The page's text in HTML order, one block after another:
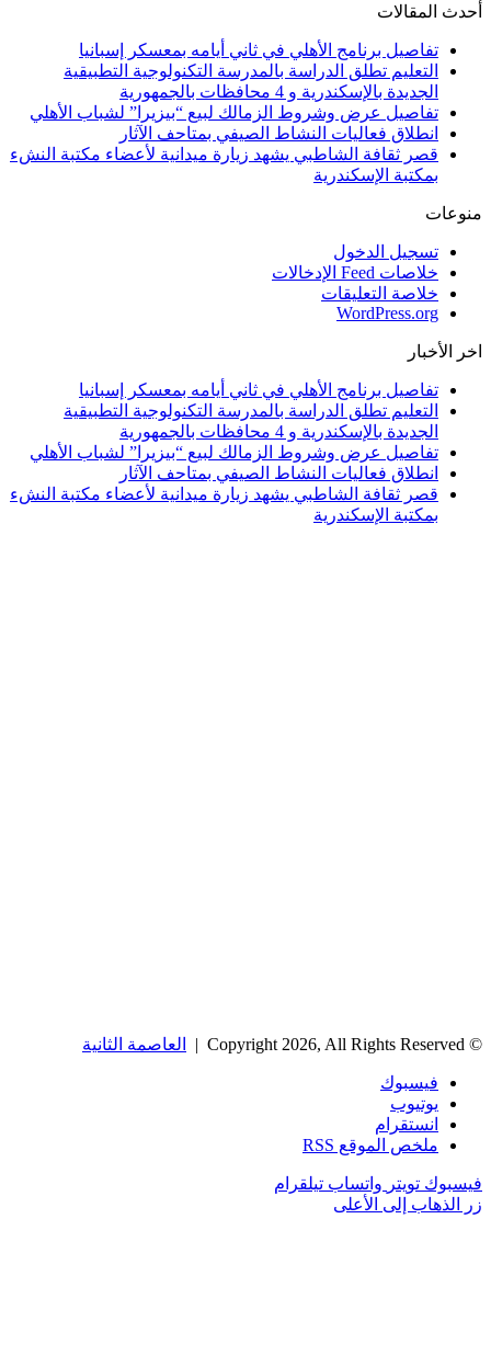
أحدث المقالات
تفاصيل برنامج الأهلي في ثاني أيامه بمعسكر إسبانيا
التعليم تطلق الدراسة بالمدرسة التكنولوجية التطبيقية
الجديدة بالإسكندرية و 4 محافظات بالجمهورية
تفاصيل عرض وشروط الزمالك لبيع “بيزيرا” لشباب الأهلي
انطلاق فعاليات النشاط الصيفي بمتاحف الآثار
قصر ثقافة الشاطبي يشهد زيارة ميدانية لأعضاء مكتبة النشء
بمكتبة الإسكندرية
منوعات
تسجيل الدخول
خلاصات Feed الإدخالات
خلاصة التعليقات
WordPress.org
اخر الأخبار
تفاصيل برنامج الأهلي في ثاني أيامه بمعسكر إسبانيا
التعليم تطلق الدراسة بالمدرسة التكنولوجية التطبيقية
الجديدة بالإسكندرية و 4 محافظات بالجمهورية
تفاصيل عرض وشروط الزمالك لبيع “بيزيرا” لشباب الأهلي
انطلاق فعاليات النشاط الصيفي بمتاحف الآثار
قصر ثقافة الشاطبي يشهد زيارة ميدانية لأعضاء مكتبة النشء
بمكتبة الإسكندرية
© Copyright 2026, All Rights Reserved | العاصمة الثانية
فيسبوك
يوتيوب
انستقرام
ملخص الموقع RSS
فيسبوك تويتر واتساب تيلقرام
زر الذهاب إلى الأعلى